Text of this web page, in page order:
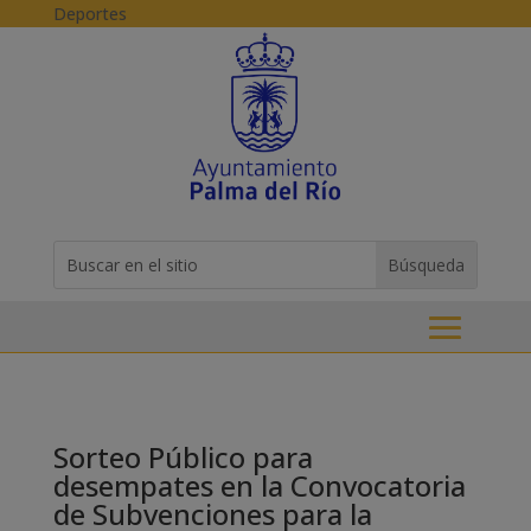
Skip to content
Deportes
for...
Sorteo Público para
desempates en la Convocatoria
de Subvenciones para la